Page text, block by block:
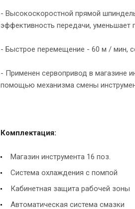
- Высокоскоростной прямой
эффективность передачи, уменьшает
- Быстрое перемещение - 60 м / мин,
- Применен сервопривод в магазине
помощью механизма смены
Комплектация:
Магазин инструмента 16 поз.
Система охлаждения с помпой
Кабинетная защита рабочей зоны
Автоматическая система смазки